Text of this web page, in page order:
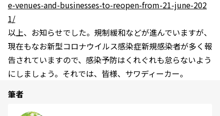
e-venues-and-businesses-to-reopen-from-21-june-202
1/
以上、お知らせでした。規制緩和などが進んでいますが、
現在もなお新型コロナウイルス感染症新規感染者が多く報
告されていますので、感染予防はくれぐれも怠らないよう
にしましょう。それでは、皆様、サワディーカー。
筆者